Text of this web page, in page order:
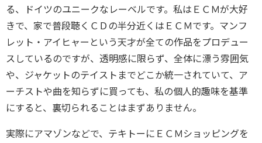
る、ドイツのユニークなレーベルです。私はＥＣＭが大好
きで、家で普段聴くＣＤの半分近くはＥＣＭです。マンフ
レット・アイヒャーという天才が全ての作品をプロデュー
スしているのですが、透明感に限らず、全体に漂う雰囲気
や、ジャケットのテイストまでどこか統一されていて、ア
ーチストや曲を知らずに買っても、私の個人的趣味を基準
にすると、裏切られることはまずありません。
実際にアマゾンなどで、テキトーにＥＣＭショッピングを